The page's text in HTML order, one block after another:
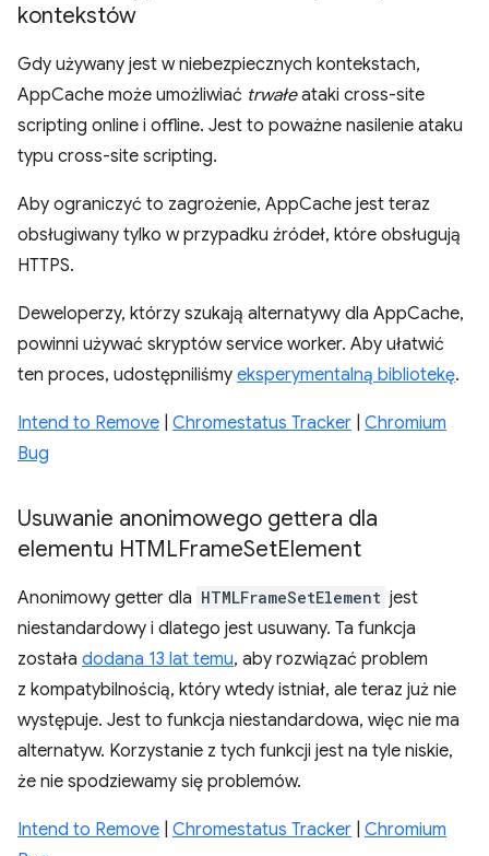
kontekstów
Gdy używany jest w niebezpiecznych kontekstach,
AppCache może umożliwiać trwałeataki cross-site
scripting online i offline. Jest to poważne nasilenie ataku
typu cross-site scripting.
Aby ograniczyć to zagrożenie, AppCache jest teraz
obsługiwany tylko w przypadku źródeł, które obsługują
HTTPS.
Deweloperzy, którzy szukają alternatywy dla AppCache,
powinni używać skryptów service worker. Aby ułatwić
ten proces, udostępniliśmy eksperymentalną bibliotekę.
Intend to Remove Chromestatus Tracker Chromium
Bug
Usuwanie anonimowego gettera dla
elementu HTMLFrameSetElement
Anonimowy getter dla HTMLFrameSetElement jest
niestandardowy i dlatego jest usuwany. Ta funkcja
została dodana 13 lat temu, aby rozwiązać problem
z kompatybilnością, który wtedy istniał, ale teraz już nie
występuje. Jest to funkcja niestandardowa, więc nie ma
alternatyw. Korzystanie z tych funkcji jest na tyle niskie,
że nie spodziewamy się problemów.
Intend to Remove Chromestatus Tracker Chromium